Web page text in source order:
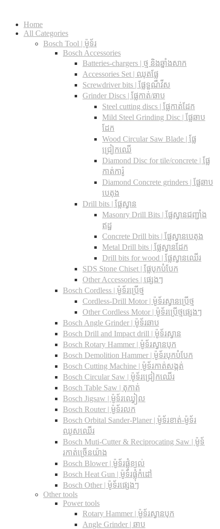
Home
All Categories
Bosch Tool | ម៉ូទ័រ
Bosch Accessories
Batteries-chargers | ថ្ម និងឆ្នាំងសាក
Accessories Set | ឈុតផ្លែ
Screwdriver bits | ផ្លែទួណឺវីស
Grinder Discs |​ ផ្លែកាត់/ឆាប
Steel cutting discs |​ ផ្លែកាត់ដែក
Mild Steel Grinding Disc | ផ្លែឆាប
ដែក
Wood Circular Saw Blade | ផ្លែ
ជ្រៀកឈើ
Diamond Disc for tile/concrete​ | ផ្លែ
កាត់ការ៉ូ
Diamond Concrete grinders | ផ្លែឆាប
បេតុង
Drill bits |​ ផ្លែស្វាន
Masonry Drill Bits |​ ផ្លែស្វានជញ្ជាំង
ឥដ្ឋ
Concrete Drill bits |​ ផ្លែស្វានបេតុង
Metal Drill bits |​ ផ្លែស្វានដែក
Drill bits for wood |​ ផ្លែស្វានឈើរ
SDS Stone Chiset |​ ផ្លែបុកបំបែក
Other Accessories | ផ្សេងៗ
Bosch Cordless | ម៉ូទ័រប្រើថ្ម
Cordless-Drill Motor | ម៉ូទ័រស្វានប្រើថ្ម
Other Cordless Motor | ម៉ូទ័រប្រើថ្មផ្សេងៗ
Bosch Angle Grinder | ម៉ូទ័រឆាប
Bosch Drill and Impact drill | ម៉ូទ័រស្វាន
Bosch Rotary Hammer | ម៉ូទ័រស្វានបុក
Bosch Demolition Hammer | ម៉ូទ័របុកបំបែក
Bosch Cutting Machine | ម៉ូទ័រកាត់សង្កត់
Bosch Circular Saw | ម៉ូទ័រជ្រៀកឈើរ
Bosch Table Saw | តុកាត់
Bosch Jigsaw | ម៉ូទ័រឈ្វៀល
Bosch Router | ម៉ូទ័រលក
Bosch Orbital Sander-Planer​ | ម៉ូទ័រខាត់-ម៉ូទ័រ
ឈូសឈើរ
Bosch Muti-Cutter & Reciprocating Saw​ | ម៉ូទ័
រកាត់ច្រើនយ៉ាង
Bosch Blower | ម៉ូទ័រផ្លុំខ្យល់
Bosch Heat Gun | ម៉ូទ័រផ្លុំកំដៅ
Bosch Other | ម៉ូទ័រផ្សេងៗ
Other tools
Power tools
Rotary Hammer | ម៉ូទ័រស្វានបុក
Angle Grinder | ឆាប